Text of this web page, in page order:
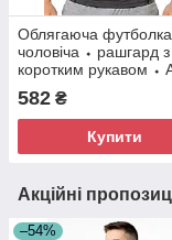
Облягаюча футболка
чоловіча ⬩ рашгард з
коротким рукавом ⬩
582 ₴
Купити
Акційні
–54%